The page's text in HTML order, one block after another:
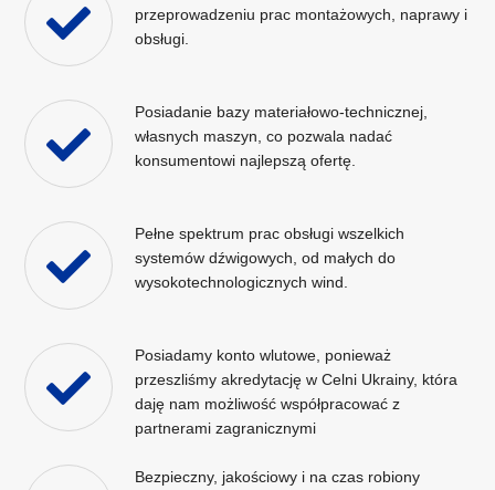
przeprowadzeniu prac montażowych, naprawy i
obsługi.
Posiadanie bazy materiałowo-technicznej,
własnych maszyn, co pozwala nadać
konsumentowi najlepszą ofertę.
Pełne spektrum prac obsługi wszelkich
systemów dźwigowych, od małych do
wysokotechnologicznych wind.
Posiadamy konto wlutowe, ponieważ
przeszliśmy akredytację w Celni Ukrainy, która
daję nam możliwość współpracować z
partnerami zagranicznymi
Bezpieczny, jakościowy i na czas robiony